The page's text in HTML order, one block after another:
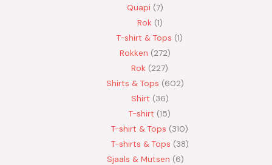
Quapi 7
Rok 1
T-shirt & Tops 1
Rokken 272
Rok 227
Shirts & Tops 602
Shirt 36
T-shirt 15
T-shirt & Tops 310
T-shirts & Tops 38
Sjaals & Mutsen 6